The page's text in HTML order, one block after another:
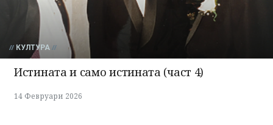
КУЛТУРА
Истината и само истината (част 4)
14 Февруари 2026